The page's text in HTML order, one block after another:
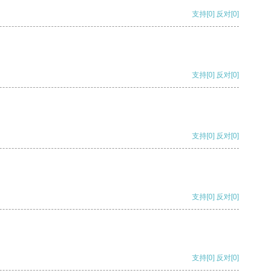
支持[0] 反对[0]
支持[0] 反对[0]
支持[0] 反对[0]
支持[0] 反对[0]
支持[0] 反对[0]